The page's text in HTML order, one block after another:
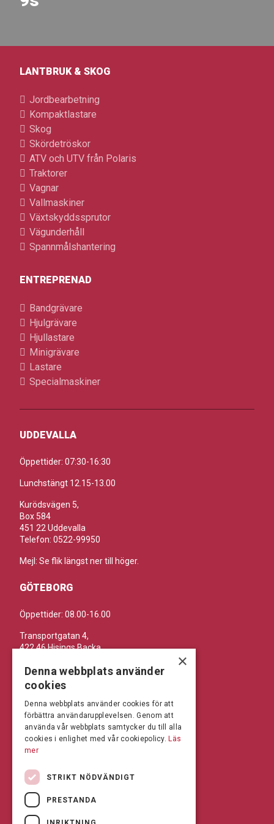
LANTBRUK & SKOG
Jordbearbetning
Kompaktlastare
Skog
Skördetröskor
ATV och UTV från Polaris
Traktorer
Vagnar
Vallmaskiner
Växtskyddssprutor
Vägunderhåll
Spannmålshantering
ENTREPRENAD
Bandgrävare
Hjulgrävare
Hjullastare
Minigrävare
Lastare
Specialmaskiner
UDDEVALLA
Öppettider: 07:30-16:30
Lunchstängt 12.15-13.00
Kurödsvägen 5,
Box 584
451 22 Uddevalla
Telefon: 0522-99950
Mejl: Se flik längst ner till höger.
GÖTEBORG
Öppettider: 08.00-16.00
Transportgatan 4,
422 46 Hisings Backa
Mejl: Se flik längst ner till höger.
BRÅLANDA
Öppettider: 07:00-16:00
Andrésen Maskin i Brålanda AB
464 64 Brålanda
Telefon: 0521-57 57 30
×
Denna webbplats använder
cookies
Denna webbplats använder cookies för att
förbättra användarupplevelsen. Genom att
använda vår webbplats samtycker du till alla
cookies i enlighet med vår cookiepolicy. Läs
mer
STRIKT NÖDVÄNDIGT
PRESTANDA